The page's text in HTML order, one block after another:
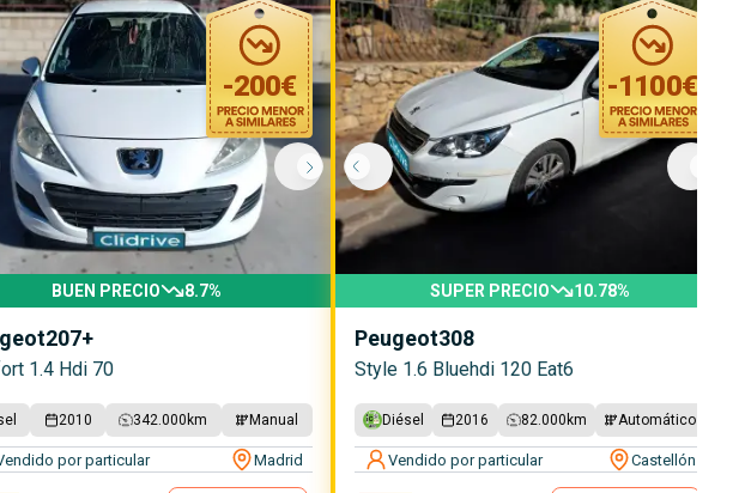
-200€
BUEN PRECIO 8.7%
207+
1.4 Hdi 70
2010 342.000 km Manual
por particular Madrid
-1100€
SUPER PRECIO 10.78%
Peugeot308
Style 1.6 Bluehdi 120 Eat6
Diésel 2016 82.000 km Automático
Vendido por particular Castellón